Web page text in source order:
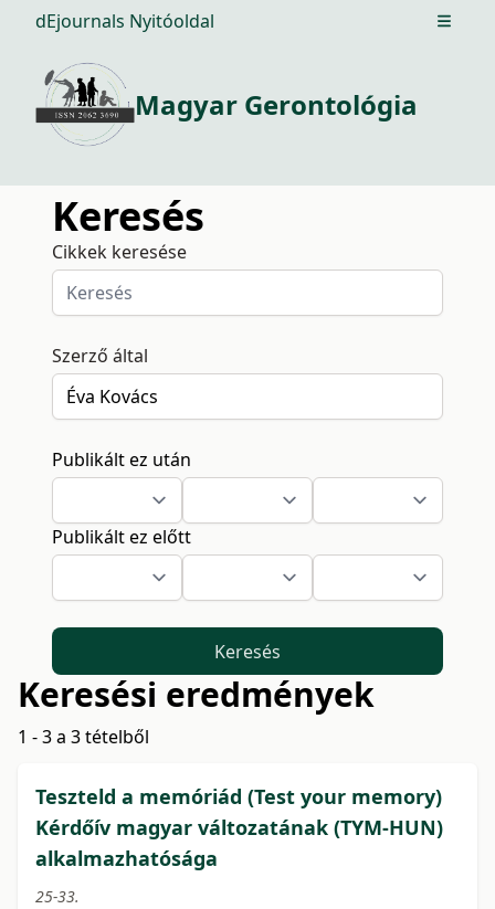
dEjournals Nyitóoldal Open
Magyar Gerontológia
Keresés
Cikkek keresése
Szerző által
Publikált ez után
Publikált ez előtt
Keresés
Keresési eredmények
1 - 3 a 3 tételből
Teszteld a memóriád (Test your memory)
Kérdőív magyar változatának (TYM-HUN)
alkalmazhatósága
25-33.